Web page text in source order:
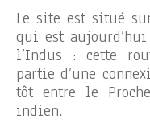
Le site est situé
qui est
l’Indus : cette
partie d’une
tôt entre le
indien.